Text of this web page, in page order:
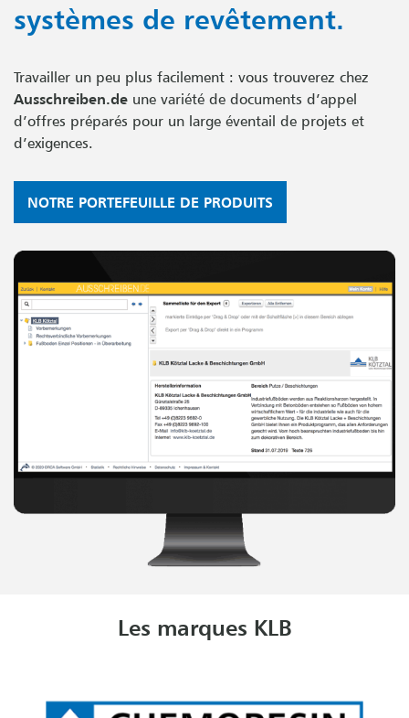
systèmes de revêtement.
Travailler un peu plus facilement : vous trouverez chez
Ausschreiben.de une variété de documents d’appel
d’offres préparés pour un large éventail de projets et
d’exigences.
NOTRE PORTEFEUILLE DE PRODUITS
Les marques KLB